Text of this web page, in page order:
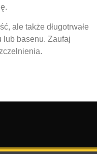
ale także długotrwałe
lub basenu. Zaufaj